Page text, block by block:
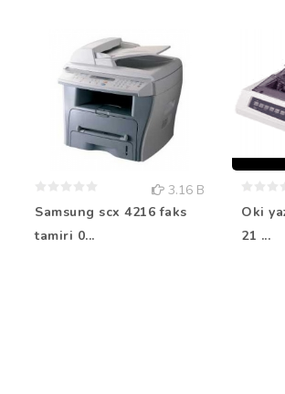
3.16 B
Samsung scx 4216 faks
tamiri 0...
Oki
21 ...